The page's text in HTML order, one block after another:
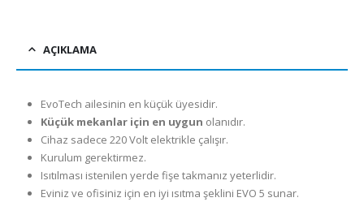
AÇIKLAMA
EvoTech ailesinin en küçük üyesidir.
Küçük mekanlar için en uygun olanıdır.
Cihaz sadece 220 Volt elektrikle çalışır.
Kurulum gerektirmez.
Isıtılması istenilen yerde fişe takmanız yeterlidir.
Eviniz ve ofisiniz için en iyi ısıtma şeklini EVO 5 sunar.